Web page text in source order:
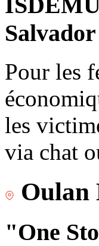
Salvador
Pour les
les
via chat
Oulan
"One